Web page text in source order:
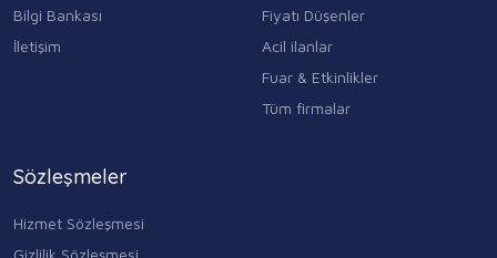
Bilgi Bankası
İletişim
Fiyatı Düşenler
Acil ilanlar
Fuar & Etkinlikler
Tüm firmalar
Sözleşmeler
Hizmet Sözleşmesi